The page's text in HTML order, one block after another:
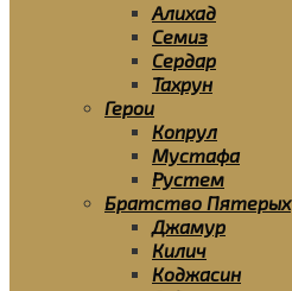
Алихад
Семиз
Сердар
Тахрун
Герои
Копрул
Мустафа
Рустем
Братство Пятерых
Джамур
Килич
Коджасин